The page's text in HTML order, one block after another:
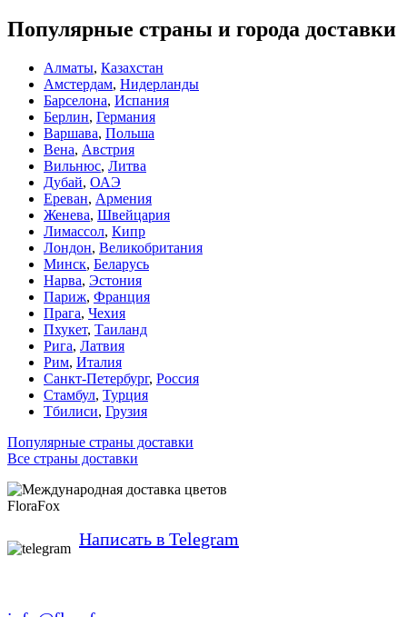
Популярные страны и города доставки
Алматы, Казахстан
Амстердам, Нидерланды
Барселона, Испания
Берлин, Германия
Варшава, Польша
Вена, Австрия
Вильнюс, Литва
Дубай, ОАЭ
Ереван, Армения
Женева, Швейцария
Лимассол, Кипр
Лондон, Великобритания
Минск, Беларусь
Нарва, Эстония
Париж, Франция
Прага, Чехия
Пхукет, Таиланд
Рига, Латвия
Рим, Италия
Санкт-Петербург, Россия
Стамбул, Турция
Тбилиси, Грузия
Популярные страны доставки
Все страны доставки
FloraFox
Написать в Telegram